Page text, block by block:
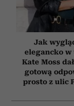
Jak
elegancko w
Kate Moss
gotową
prosto z ulic